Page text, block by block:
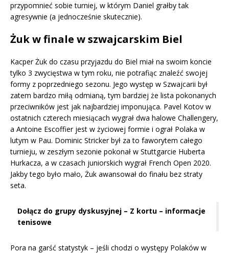
przypomnieć sobie turniej, w którym Daniel grałby tak
agresywnie (a jednocześnie skutecznie).
Żuk w finale w szwajcarskim Biel
Kacper Żuk do czasu przyjazdu do Biel miał na swoim koncie
tylko 3 zwycięstwa w tym roku, nie potrafiąc znaleźć swojej
formy z poprzedniego sezonu. Jego występ w Szwajcarii był
zatem bardzo miłą odmianą, tym bardziej że lista pokonanych
przeciwników jest jak najbardziej imponująca. Pavel Kotov w
ostatnich czterech miesiącach wygrał dwa halowe Challengery,
a Antoine Escoffier jest w życiowej formie i ograł Polaka w
lutym w Pau. Dominic Stricker był za to faworytem całego
turnieju, w zeszłym sezonie pokonał w Stuttgarcie Huberta
Hurkacza, a w czasach juniorskich wygrał French Open 2020.
Jakby tego było mało, Żuk awansował do finału bez straty
seta.
Dołącz do grupy dyskusyjnej – Z kortu – informacje
tenisowe
Pora na garść statystyk – jeśli chodzi o występy Polaków w